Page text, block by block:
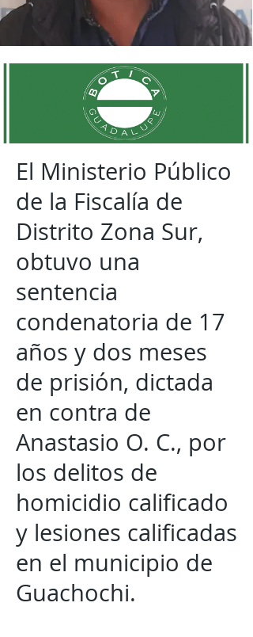
El Ministerio Público
de la Fiscalía de
Distrito Zona Sur,
obtuvo una
sentencia
condenatoria de 17
años y dos meses
de prisión, dictada
en contra de
Anastasio O. C., por
los delitos de
homicidio calificado
y lesiones calificadas
en el municipio de
Guachochi.